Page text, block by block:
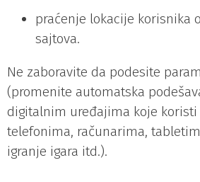
praćenje lokacije korisnika
sajtova.
Ne zaboravite da podesite
(promenite automatska
digitalnim uređajima koje
telefonima, računarima,
igranje igara itd.).